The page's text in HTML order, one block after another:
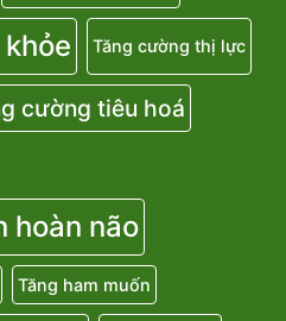
Tăng cường thị lực
cường tiêu hoá
hoàn não
Tăng ham muốn